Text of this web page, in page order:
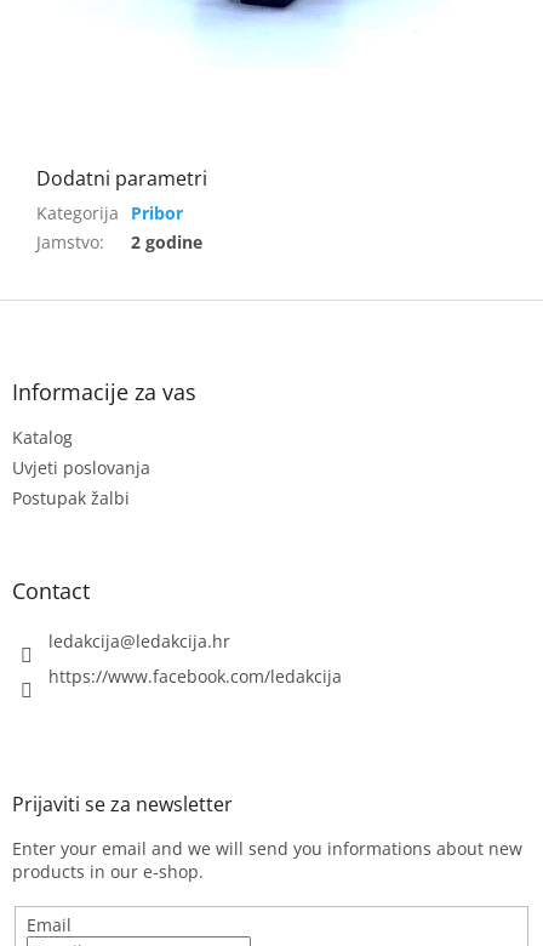
Pribor
Jamstvo: 2 godine
F
Informacije za vas
Katalog
Uvjeti poslovanja
Postupak žalbi
Contact
ledakcija@ledakcija.hr
https://www.facebook.com/ledakcija
Enter your email and we will send you informations about new
products in our e-shop.
Email